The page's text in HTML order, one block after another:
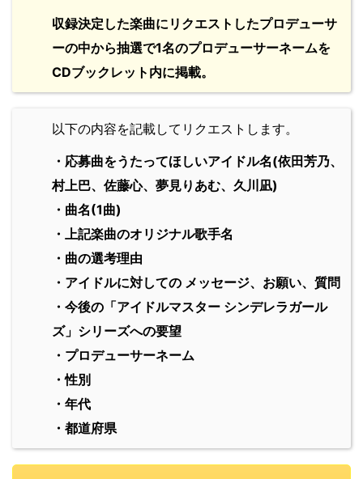
収録決定した楽曲にリクエストしたプロデューサ
ーの中から抽選で1名のプロデューサーネームを
CDブックレット内に掲載。
以下の内容を記載してリクエストします。
・応募曲をうたってほしいアイドル名(依田芳乃、
村上巴、佐藤心、夢見りあむ、久川凪)
・曲名(1曲)
・上記楽曲のオリジナル歌手名
・曲の選考理由
・アイドルに対しての メッセージ、お願い、質問
・今後の「アイドルマスター シンデレラガール
ズ」シリーズへの要望
・プロデューサーネーム
・性別
・年代
・都道府県